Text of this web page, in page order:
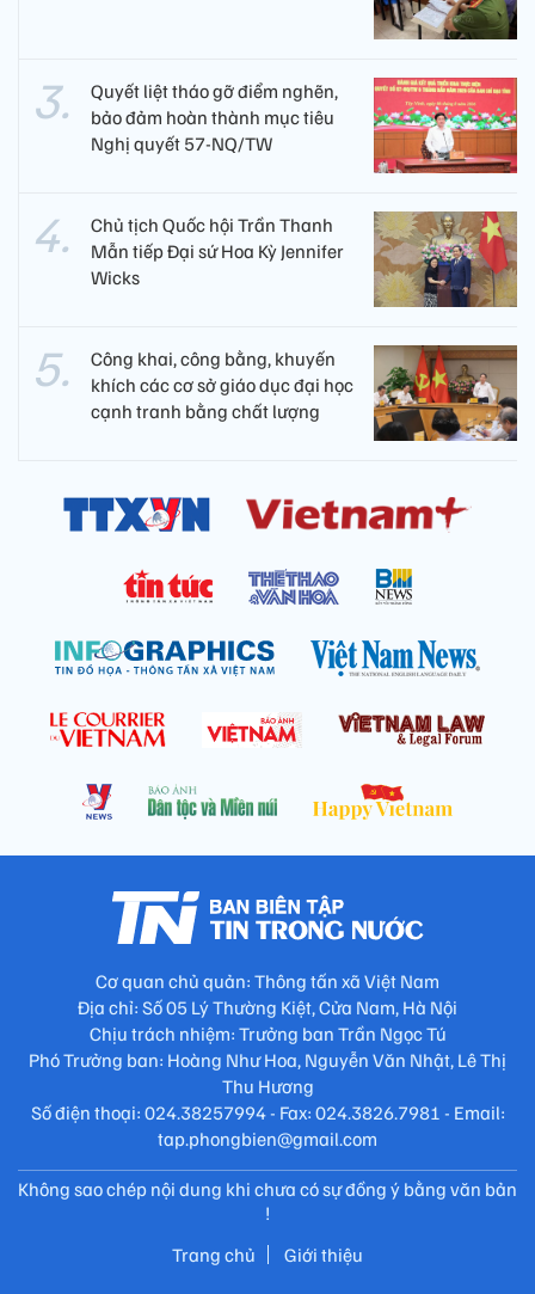
Quyết liệt tháo gỡ điểm nghẽn,
bảo đảm hoàn thành mục tiêu
Nghị quyết 57-NQ/TW
Chủ tịch Quốc hội Trần Thanh
Mẫn tiếp Đại sứ Hoa Kỳ Jennifer
Wicks
Công khai, công bằng, khuyến
khích các cơ sở giáo dục đại học
cạnh tranh bằng chất lượng​
Cơ quan chủ quản: Thông tấn xã Việt Nam
Địa chỉ: Số 05 Lý Thường Kiệt, Cửa Nam, Hà Nội
Chịu trách nhiệm: Trưởng ban Trần Ngọc Tú
Phó Trưởng ban: Hoàng Như Hoa, Nguyễn Văn Nhật, Lê Thị
Thu Hương
Số điện thoại: 024.38257994 - Fax: 024.3826.7981 - Email:
tap.phongbien@gmail.com
Không sao chép nội dung khi chưa có sự đồng ý bằng văn bản
!
Trang chủ
Giới thiệu